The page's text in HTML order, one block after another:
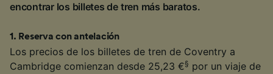
encontrar los billetes de tren más baratos.
1 . Reserva con antelación
Los precios de los billetes de tren de Coventry a
Cambridge comienzan desde 25,23 €§ por un viaje de